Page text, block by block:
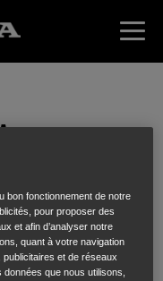
,LONS LE SAUNIER
bon fonctionnement de notre
pour proposer des
et afin d’analyser notre
quant à votre navigation
et de réseaux
que nous utilisons,